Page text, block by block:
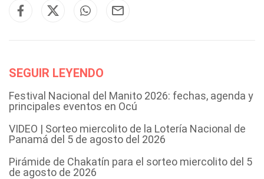
SEGUIR LEYENDO
Festival Nacional del Manito 2026: fechas, agenda y
principales eventos en Ocú
VIDEO | Sorteo miercolito de la Lotería Nacional de
Panamá del 5 de agosto del 2026
Pirámide de Chakatín para el sorteo miercolito del 5
de agosto de 2026